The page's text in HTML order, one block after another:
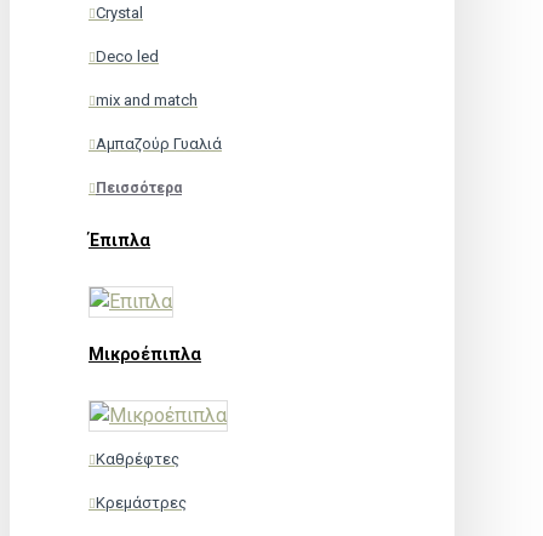
Crystal
Deco led
mix and match
Αμπαζούρ Γυαλιά
Πεισσότερα
Έπιπλα
Μικροέπιπλα
Καθρέφτες
Κρεμάστρες